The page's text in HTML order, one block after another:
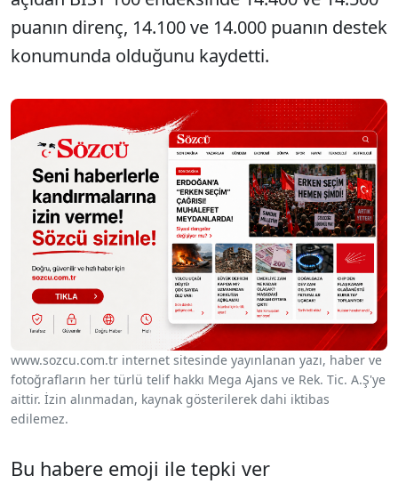
puanın direnç, 14.100 ve 14.000 puanın destek
konumunda olduğunu kaydetti.
www.sozcu.com.tr internet sitesinde yayınlanan yazı, haber ve
fotoğrafların her türlü telif hakkı Mega Ajans ve Rek. Tic. A.Ş'ye
aittir. İzin alınmadan, kaynak gösterilerek dahi iktibas
edilemez.
Bu habere emoji ile tepki ver